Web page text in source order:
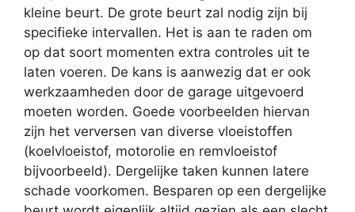
kleine beurt. De grote beurt zal nodig zijn bij
specifieke intervallen. Het is aan te raden om
op dat soort momenten extra controles uit te
laten voeren. De kans is aanwezig dat er ook
werkzaamheden door de garage uitgevoerd
moeten worden. Goede voorbeelden hiervan
zijn het verversen van diverse vloeistoffen
(koelvloeistof, motorolie en remvloeistof
bijvoorbeeld). Dergelijke taken kunnen latere
schade voorkomen. Besparen op een dergelijke